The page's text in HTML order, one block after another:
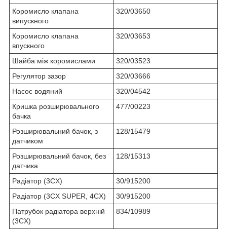
Коромисло клапана
випускного
320/03650
Коромисло клапана
впускного
320/03653
Шайба між коромислами
320/03523
Регулятор зазор
320/03666
Насос водяний
320/04542
Кришка розширювального
бачка
477/00223
Розширювальний бачок, з
датчиком
128/15479
Розширювальний бачок, без
датчика
128/15313
Радіатор (3CX)
30/915200
Радіатор (3CX SUPER, 4CX)
30/915200
Патрубок радіатора верхній
(3CX)
834/10989